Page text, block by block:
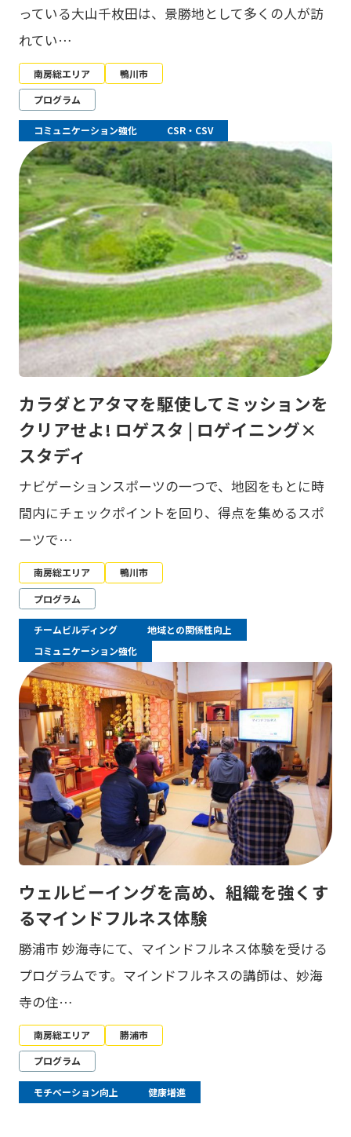
っている大山千枚田は、景勝地として多くの人が訪
れてい…
南房総エリア
鴨川市
プログラム
コミュニケーション強化 CSR・CSV
カラダとアタマを駆使してミッションを
クリアせよ! ロゲスタ | ロゲイニング×
スタディ
ナビゲーションスポーツの一つで、地図をもとに時
間内にチェックポイントを回り、得点を集めるスポ
ーツで…
南房総エリア
鴨川市
プログラム
チームビルディング
地域との関係性向上
コミュニケーション強化
ウェルビーイングを高め、組織を強くす
るマインドフルネス体験
勝浦市 妙海寺にて、マインドフルネス体験を受ける
プログラムです。マインドフルネスの講師は、妙海
寺の住…
南房総エリア
勝浦市
プログラム
モチベーション向上 健康増進